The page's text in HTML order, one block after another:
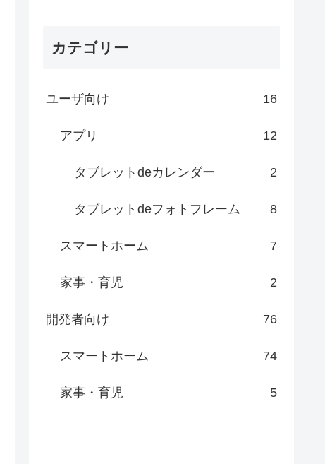
カテゴリー
ユーザ向け 16
アプリ 12
タブレットdeカレンダー 2
タブレットdeフォトフレーム 8
スマートホーム 7
家事・育児 2
開発者向け 76
スマートホーム 74
家事・育児 5